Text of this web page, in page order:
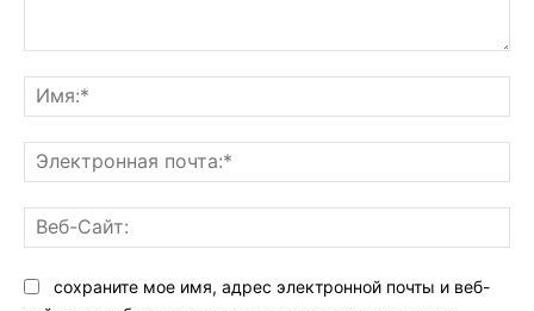
сохраните мое имя, адрес электронной почты и веб-